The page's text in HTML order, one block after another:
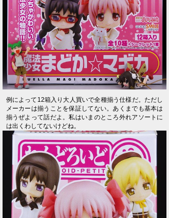
例によって12箱入り大人買いで全種揃う仕様だ。ただし
メーカーは揃うことを保証してない。あくまでも基本は
揃うぜよって話だよ。私はいまのところ外れアソートに
は出くわしてないけどね。